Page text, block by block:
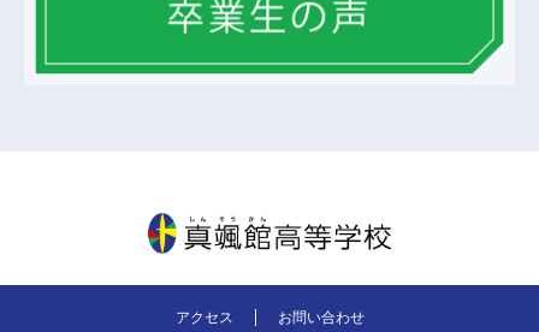
アクセス お問い合わせ